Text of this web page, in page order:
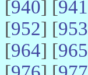
[940] [941
[952] [953
[964] [965